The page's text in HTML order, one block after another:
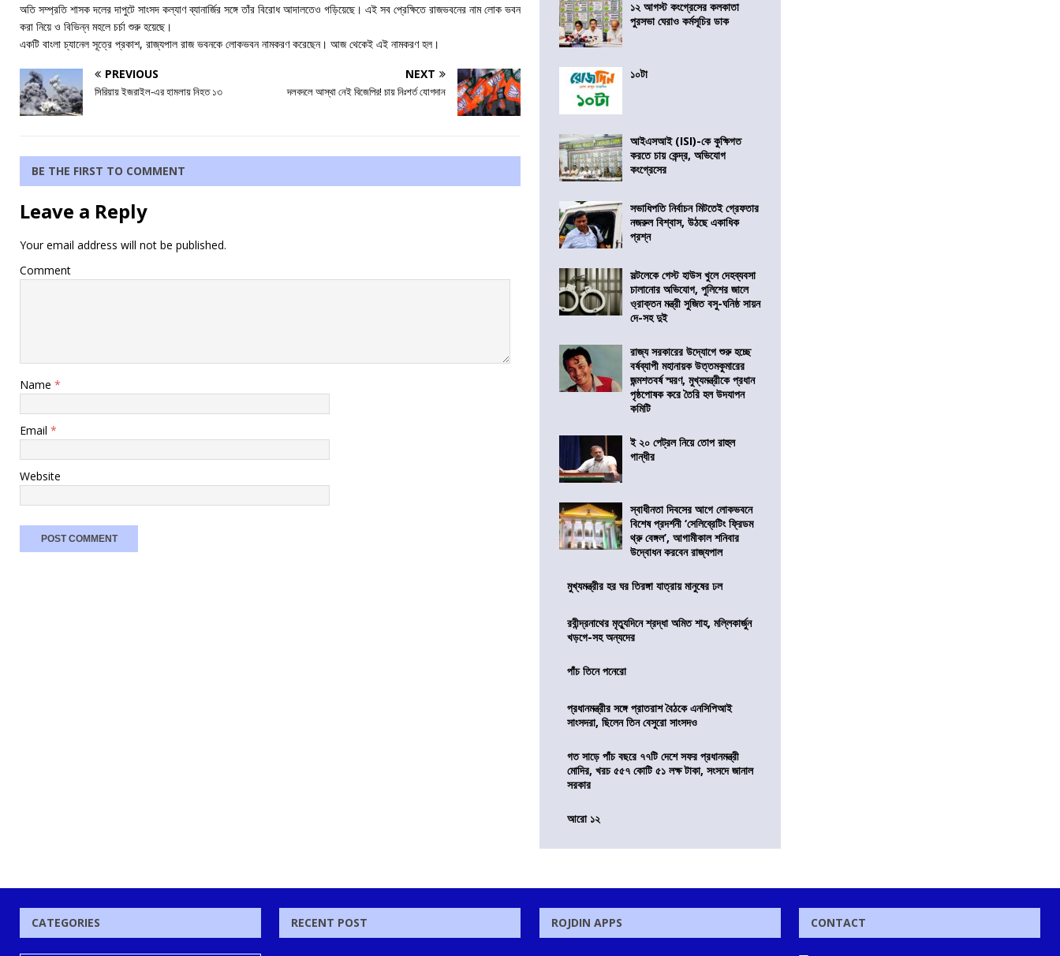
অতি সম্প্রতি শাসক দলের দাপুটে সাংসদ কল্যাণ ব্যানার্জির সঙ্গে তাঁর বিরোধ আদালতেও গড়িয়েছে। এই সব প্রেক্ষিতে রাজভবনের নাম লোক ভবন
করা নিয়ে ও বিভিন্ন মহলে চর্চা শুরু হয়েছে।
একটি বাংলা চ্যানেল সূত্রে প্রকাশ, রাজ্যপাল রাজ ভবনকে লোকভবন নামকরণ করেছেন। আজ থেকেই এই নামকরণ হল।
PREVIOUS
সিরিয়ায় ইজরাইল-এর হামলায় নিহত ১৩
NEXT
দলবদলে আস্থা নেই বিজেপির! চায় নিঃশর্ত যোগদান
BE THE FIRST TO COMMENT
Leave a Reply
Your email address will not be published.
Comment
Name *
Email *
Website
১২ আগস্ট কংগ্রেসের কলকাতা
পুরসভা ঘেরাও কর্মসূচির ডাক
১০টা
আইএসআই (ISI)-কে কুক্ষিগত
করতে চায় কেন্দ্র, অভিযোগ
কংগ্রেসের
সভাধিপতি নির্বাচন মিটতেই গ্রেফতার
নজরুল বিশ্বাস, উঠছে একাধিক
প্রশ্ন
সল্টলেকে গেস্ট হাউস খুলে দেহব্যবসা
চালানোর অভিযোগ, পুলিশের জালে
ও্রাক্তন মন্ত্রী সুজিত বসু-ঘনিষ্ঠ সায়ন
দে-সহ দুই
রাজ্য সরকারের উদ্যোগে শুরু হচ্ছে
বর্ষব্যাপী মহানায়ক উত্তমকুমারের
জন্মশতবর্ষ স্মরণ, মুখ্যমন্ত্রীকে প্রধান
পৃষ্ঠপোষক করে তৈরি হল উদযাপন
কমিটি
ই ২০ পেট্রল নিয়ে তোপ রাহুল
গান্ধীর
স্বাধীনতা দিবসের আগে লোকভবনে
বিশেষ প্রদর্শনী ‘সেলিব্রেটিং ফ্রিডম
থ্রু বেঙ্গল’, আগামীকাল শনিবার
উদ্বোধন করবেন রাজ্যপাল
মুখ্যমন্ত্রীর হর ঘর তিরঙ্গা যাত্রায় মানুষের ঢল
রবীন্দ্রনাথের মৃত্যুদিনে শ্রদ্ধা অমিত শাহ, মল্লিকার্জুন
খড়গে-সহ অন্যদের
পাঁচ তিনে পনেরো
প্রধানমন্ত্রীর সঙ্গে প্রাতরাশ বৈঠকে এনসিপিআই
সাংসদরা, ছিলেন তিন বেসুরো সাংসদও
গত সাড়ে পাঁচ বছরে ৭৭টি দেশে সফর প্রধানমন্ত্রী
মোদির, খরচ ৫৫৭ কোটি ৫১ লক্ষ টাকা, সংসদে জানাল
সরকার
আরো ১২
CATEGORIES RECENT POST ROJDIN APPS CONTACT